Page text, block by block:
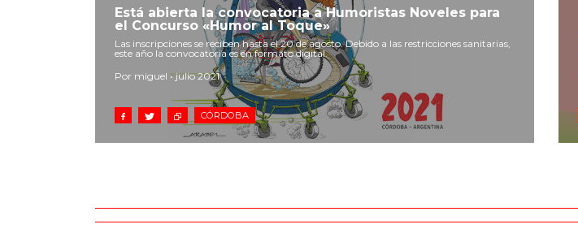
Está abierta la convocatoria a Humoristas Noveles para
el Concurso «Humor al Toque»
Las inscripciones se reciben hasta el 20 de agosto. Debido a las restricciones sanitarias,
este año la convocatoria es en formato digital.
Por miguel • julio 2021
CÓRDOBA